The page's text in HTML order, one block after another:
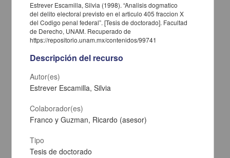
El municipio mexicano en el umbral del siglo XXI
García Jimenez, Juan Antonio
Estrever Escamilla, Silvia (1998). “Analisis dogmatico
del delito electoral previsto en el articulo 405 fraccion X
del Codigo penal federal”. [Tesis de doctorado]. Facultad
de Derecho, UNAM. Recuperado de
https://repositorio.unam.mx/contenidos/99741
Descripción del recurso
Autor(es)
Estrever Escamilla, Silvia
Colaborador(es)
Franco y Guzman, Ricardo (asesor)
Tipo
Tesis de doctorado